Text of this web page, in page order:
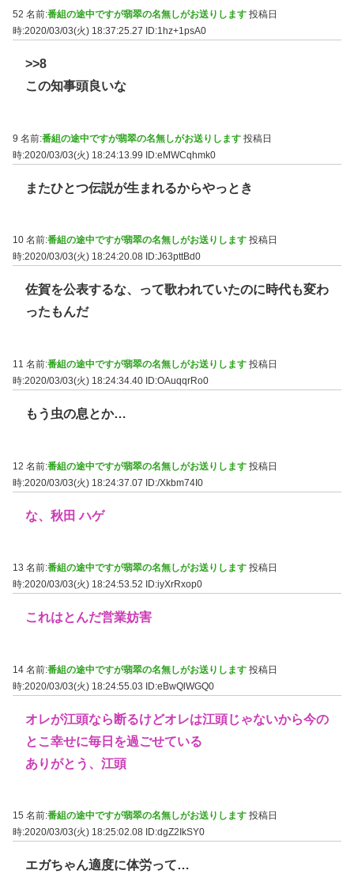
52 名前:番組の途中ですが翡翠の名無しがお送りします 投稿日
時:2020/03/03(火) 18:37:25.27
ID:1hz+1psA0
>>8
この知事頭良いな
9 名前:番組の途中ですが翡翠の名無しがお送りします 投稿日
時:2020/03/03(火) 18:24:13.99 ID:eMWCqhmk0
またひとつ伝説が生まれるからやっとき
10 名前:番組の途中ですが翡翠の名無しがお送りします 投稿日
時:2020/03/03(火) 18:24:20.08 ID:J63pttBd0
佐賀を公表するな、って歌われていたのに時代も変わ
ったもんだ
11 名前:番組の途中ですが翡翠の名無しがお送りします 投稿日
時:2020/03/03(火) 18:24:34.40 ID:OAuqqrRo0
もう虫の息とか…
12 名前:番組の途中ですが翡翠の名無しがお送りします 投稿日
時:2020/03/03(火) 18:24:37.07 ID:/Xkbm74I0
な、秋田 ハゲ
13 名前:番組の途中ですが翡翠の名無しがお送りします 投稿日
時:2020/03/03(火) 18:24:53.52
ID:iyXrRxop0
これはとんだ営業妨害
14 名前:番組の途中ですが翡翠の名無しがお送りします 投稿日
時:2020/03/03(火) 18:24:55.03 ID:eBwQlWGQ0
オレが江頭なら断るけどオレは江頭じゃないから今の
とこ幸せに毎日を過ごせている
ありがとう、江頭
15 名前:番組の途中ですが翡翠の名無しがお送りします 投稿日
時:2020/03/03(火) 18:25:02.08 ID:dgZ2IkSY0
エガちゃん適度に体労って…